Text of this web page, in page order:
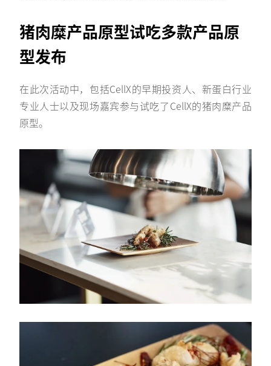
猪肉糜产品原型试吃多款产品原
型发布
在此次活动中，包括CellX的早期投资人、新蛋白行业
专业人士以及现场嘉宾参与试吃了CellX的猪肉糜产品
原型。